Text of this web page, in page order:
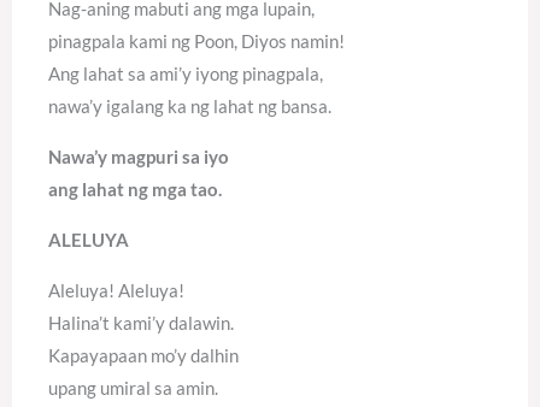
Nag-aning mabuti ang mga lupain,
pinagpala kami ng Poon, Diyos namin!
Ang lahat sa ami’y iyong pinagpala,
nawa’y igalang ka ng lahat ng bansa.
Nawa’y magpuri sa iyo
ang lahat ng mga tao.
ALELUYA
Aleluya! Aleluya!
Halina’t kami’y dalawin.
Kapayapaan mo’y dalhin
upang umiral sa amin.